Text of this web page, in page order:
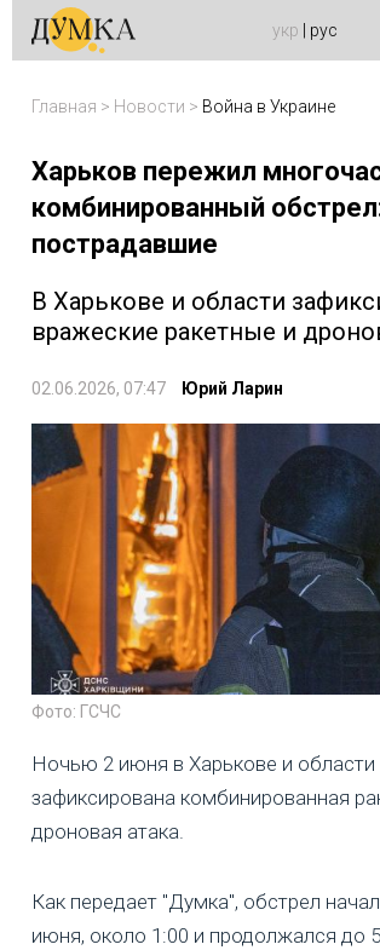
укр рус
Главная > Новости > Война в Украине
Харьков пережил
комбинированный
пострадавшие
В Харькове и области
вражеские ракетные и
02.06.2026, 07:47 Юрий Ларин
Фото: ГСЧС
Ночью 2 июня в Харькове и области
зафиксирована комбинированная
дроновая атака.
Как передает "Думка", обстрел
июня, около 1:00 и продолжался до